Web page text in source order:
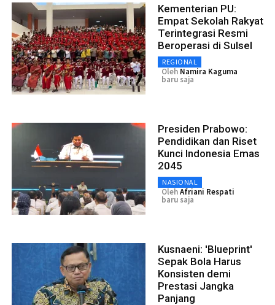
Kementerian PU:
Empat Sekolah Rakyat
Terintegrasi Resmi
Beroperasi di Sulsel
REGIONAL
Oleh Namira Kaguma
baru saja
Presiden Prabowo:
Pendidikan dan Riset
Kunci Indonesia Emas
2045
NASIONAL
OlehAfriani Respati
baru saja
Kusnaeni: 'Blueprint'
Sepak Bola Harus
Konsisten demi
Prestasi Jangka
Panjang